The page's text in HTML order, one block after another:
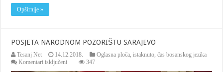
Opširnije »
POSJETA NARODNOM POZORIŠTU SARAJEVO
Tesanj Net 14.12.2018. Oglasna ploča,istaknuto,čas bosanskog jezika
Komentari isključeni
347